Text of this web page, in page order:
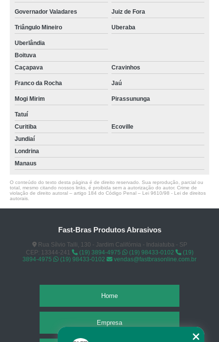
Governador Valadares Juiz de Fora
Triângulo Mineiro Uberaba
Uberlândia
Boituva
Caçapava
Cravinhos
Franco da Rocha Jaú
Mogi Mirim Pirassununga
Tatuí
Curitiba
Ecoville
Jundiaí
Londrina
Manaus
O conteúdo do texto desta página é de direito reservado. Sua reprodução, parcial ou
total, mesmo citando nossos links, é proibida sem a autorização do autor. Crime de
violação de direito autoral – artigo 184 do Código Penal – Lei 9610/98 - Lei de direitos
autorais
Fast-Bras Produtos Abrasivos
Rua Sílvio Talli, 130 - Jardim Califórnia - Indaiatuba - SP
CEP: 13344-241
(19) 3894-4975 (19) 98433-0102
(19)
3894-4975
(19) 98433-0102 vendas@fastbrasonline.com.br
Home
Empresa